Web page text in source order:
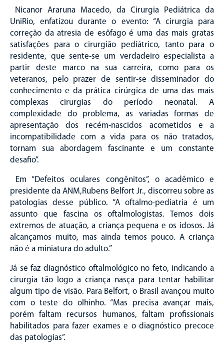
Nicanor Araruna Macedo, da Cirurgia Pediátrica da
UniRio, enfatizou durante o evento: “A cirurgia para
correção da atresia de esôfago é uma das mais gratas
satisfações para o cirurgião pediátrico, tanto para o
residente, que sente-se um verdadeiro especialista a
partir deste marco na sua carreira, como para os
veteranos, pelo prazer de sentir-se disseminador do
conhecimento e da prática cirúrgica de uma das mais
complexas cirurgias do período neonatal. A
complexidade do problema, as variadas formas de
apresentação dos recém-nascidos acometidos e a
incompatibilidade com a vida para os não tratados,
tornam sua abordagem fascinante e um constante
desafio”.
Em “Defeitos oculares congênitos”, o acadêmico e
presidente da ANM,Rubens Belfort Jr., discorreu sobre as
patologias desse público. “A oftalmo-pediatria é um
assunto que fascina os oftalmologistas. Temos dois
extremos de atuação, a criança pequena e os idosos. Já
alcançamos muito, mas ainda temos pouco. A criança
não é a miniatura do adulto.”
Já se faz diagnóstico oftalmológico no feto, indicando a
cirurgia tão logo a criança nasça para tentar habilitar
algum tipo de visão. Para Belfort, o Brasil avançou muito
com o teste do olhinho. “Mas precisa avançar mais,
porém faltam recursos humanos, faltam profissionais
habilitados para fazer exames e o diagnóstico precoce
das patologias”.